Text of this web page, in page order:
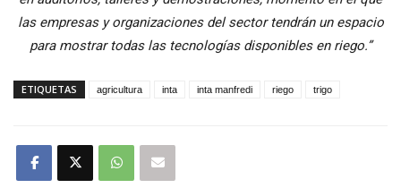
las empresas y organizaciones del sector tendrán un espacio
para mostrar todas las tecnologías disponibles en riego.”
ETIQUETAS agricultura inta inta manfredi riego trigo